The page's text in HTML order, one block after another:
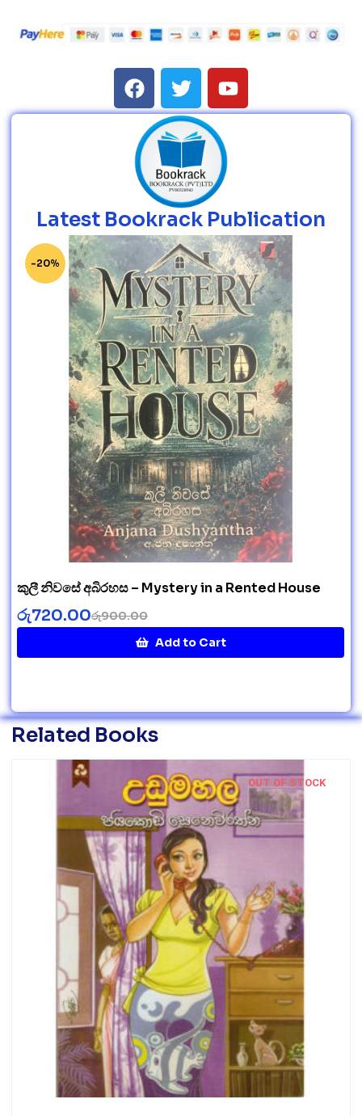
Latest Bookrack Publication
-20%
කුලී නිවසේ අබිරහස – Mystery in a Rented House
රු900.00
රු720.00
Add to Cart
Related Books
OUT OF STOCK